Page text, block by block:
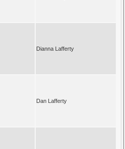
Dianna Lafferty
Dan Lafferty